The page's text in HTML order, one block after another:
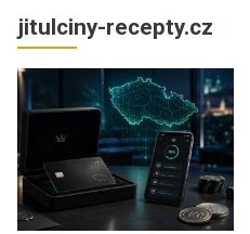
jitulciny-recepty.cz